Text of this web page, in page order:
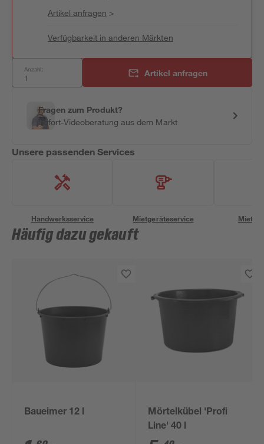
Artikel anfragen >
Verfügbarkeit in anderen Märkten
Anzahl: Artikel anfragen
Fragen zum Produkt?
Sofort-Videoberatung aus dem Markt
Unsere passenden Services
Handwerksservice Mietgeräteservice
Häufig dazu gekauft
Baueimer 12 l
Mörtelkübel 'Profi
Line' 40 l